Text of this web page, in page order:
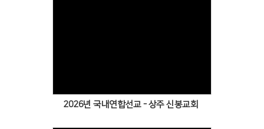
2026년 국내연합선교 - 상주 신봉교회